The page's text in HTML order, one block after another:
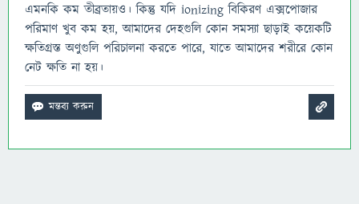
এমনকি কম তীব্রতায়ও। কিন্তু যদি ionizing বিকিরণ এক্সপোজার
পরিমাণ খুব কম হয়, আমাদের দেহগুলি কোন সমস্যা ছাড়াই কয়েকটি
ক্ষতিগ্রস্ত অণুগুলি পরিচালনা করতে পারে, যাতে আমাদের শরীরে কোন
নেট ক্ষতি না হয়।